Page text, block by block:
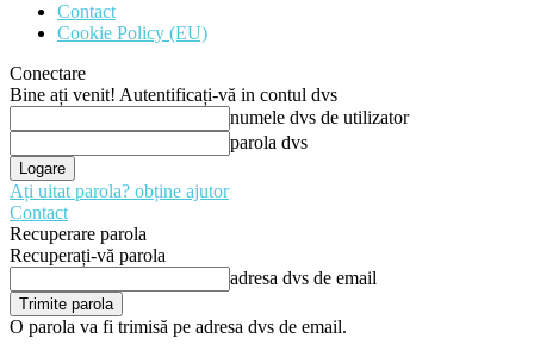
Contact
Cookie Policy (EU)
Conectare
Bine ați venit! Autentificați-vă in contul dvs
numele dvs de utilizator
parola dvs
Ați uitat parola? obține ajutor
Contact
Recuperare parola
Recuperați-vă parola
adresa dvs de email
O parola va fi trimisă pe adresa dvs de email.